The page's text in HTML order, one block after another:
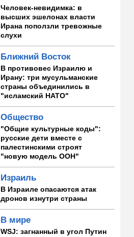
Человек-невидимка: в
высших эшелонах власти
Ирана поползли тревожные
слухи
Ближний Восток
В противовес Израилю и
Ирану: три мусульманские
страны объединились в
"исламский НАТО"
Общество
"Общие культурные коды":
русские дети вместе с
палестинскими строят
"новую модель ООН"
Израиль
В Израиле опасаются атак
дронов изнутри страны
В мире
WSJ: загнанный в угол Путин